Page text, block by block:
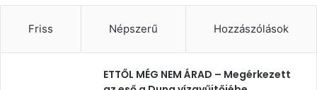
Friss Népszerű Hozzászólások
ETTŐL MÉG NEM ÁRAD – Megérkezett